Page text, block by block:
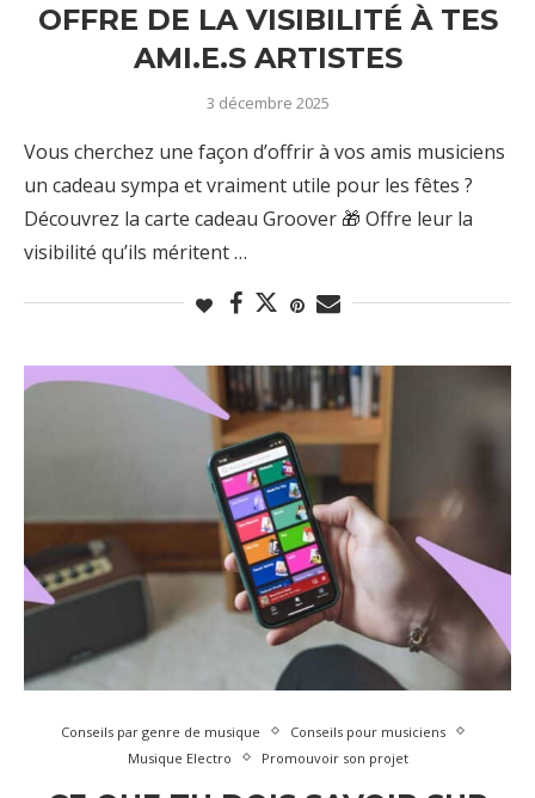
OFFRE DE LA VISIBILITÉ À TES
AMI.E.S ARTISTES
3 décembre 2025
Vous cherchez une façon d’offrir à vos amis musiciens
un cadeau sympa et vraiment utile pour les fêtes ?
Découvrez la carte cadeau Groover 🎁 Offre leur la
visibilité qu’ils méritent …
Conseils par genre de musique
Conseils pour musiciens
Musique Electro
Promouvoir son projet